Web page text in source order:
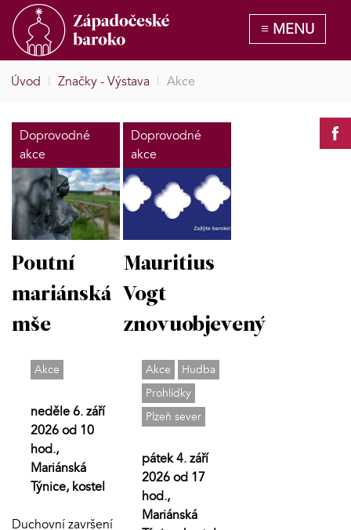
Úvod | Značky - Výstava | Akce
Doprovodné
akce
Poutní
mariánská
mše
Akce
neděle 6. září
2026 od 10
hod.,
Mariánská
Týnice, kostel
Duchovní završení
Doprovodné
akce
Mauritius
Vogt
znovuobjevený
Akce
Hudba
Prohlídky
Plzeň sever
pátek 4. září
2026 od 17
hod.,
Mariánská